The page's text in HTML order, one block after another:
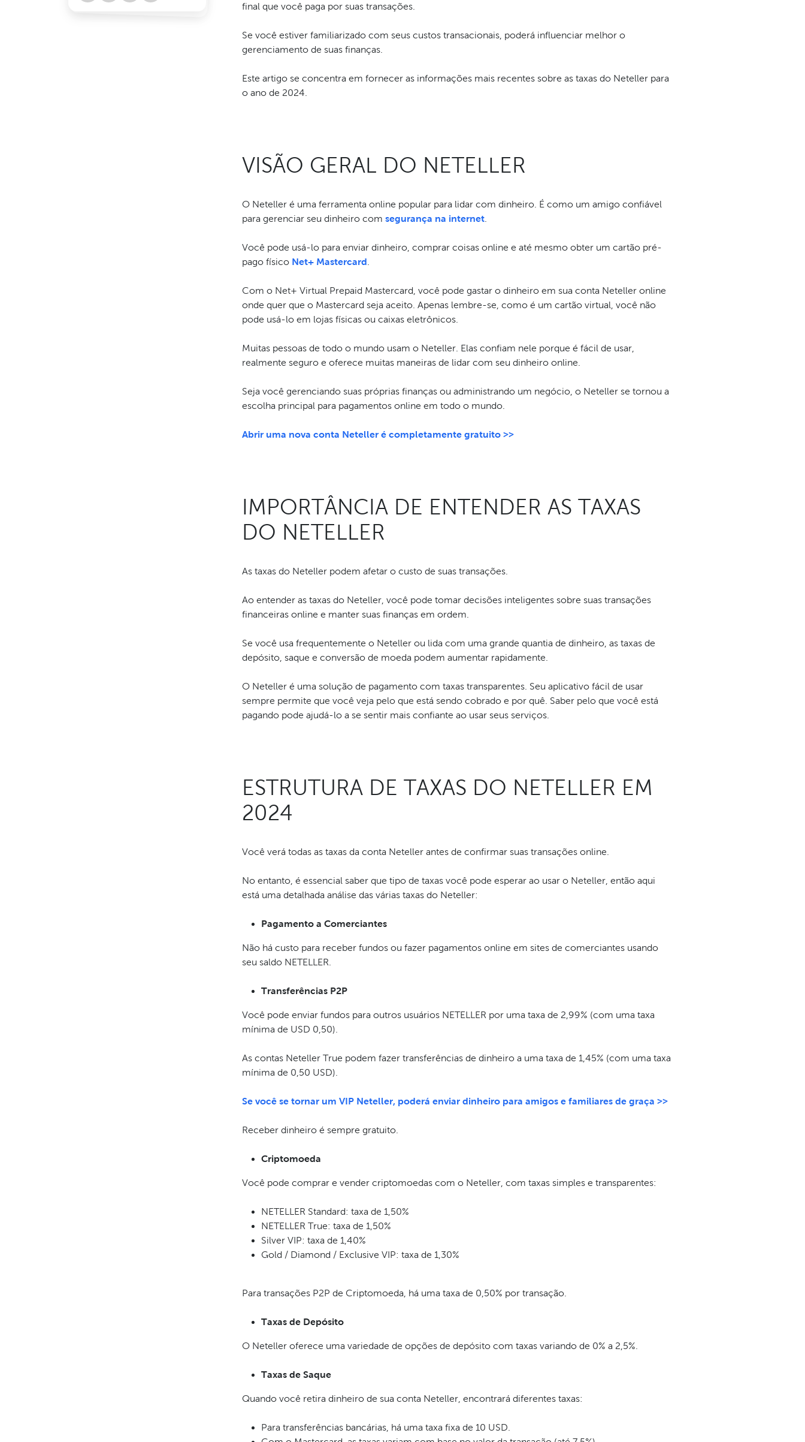
final que você paga por suas transações.
Se você estiver familiarizado com seus custos transacionais, poderá influenciar melhor o
gerenciamento de suas finanças.
Este artigo se concentra em fornecer as informações mais recentes sobre as taxas do Neteller para
o ano de 2024.
VISÃO GERAL DO NETELLER
O Neteller é uma ferramenta online popular para lidar com dinheiro. É como um amigo confiável
para gerenciar seu dinheiro com segurança na internet
Você pode usá-lo para enviar dinheiro, comprar coisas online e até mesmo obter um cartão pré-
pago físico Net+ Mastercard
Com o Net+ Virtual Prepaid Mastercard, você pode gastar o dinheiro em sua conta Neteller online
onde quer que o Mastercard seja aceito. Apenas lembre-se, como é um cartão virtual, você não
pode usá-lo em lojas físicas ou caixas eletrônicos.
Muitas pessoas de todo o mundo usam o Neteller. Elas confiam nele porque é fácil de usar,
realmente seguro e oferece muitas maneiras de lidar com seu dinheiro online.
Seja você gerenciando suas próprias finanças ou administrando um negócio, o Neteller se tornou a
escolha principal para pagamentos online em todo o mundo.
Abrir uma nova conta Neteller é completamente gratuito >>
IMPORTÂNCIA DE ENTENDER AS TAXAS
DO NETELLER
As taxas do Neteller podem afetar o custo de suas transações.
Ao entender as taxas do Neteller, você pode tomar decisões inteligentes sobre suas transações
financeiras online e manter suas finanças em ordem.
Se você usa frequentemente o Neteller ou lida com uma grande quantia de dinheiro, as taxas de
depósito, saque e conversão de moeda podem aumentar rapidamente.
O Neteller é uma solução de pagamento com taxas transparentes. Seu aplicativo fácil de usar
sempre permite que você veja pelo que está sendo cobrado e por quê. Saber pelo que você está
pagando pode ajudá-lo a se sentir mais confiante ao usar seus serviços.
ESTRUTURA DE TAXAS DO NETELLER EM
2024
Você verá todas as taxas da conta Neteller antes de confirmar suas transações online.
No entanto, é essencial saber que tipo de taxas você pode esperar ao usar o Neteller, então aqui
está uma detalhada análise das várias taxas do Neteller:
Pagamento a Comerciantes
Não há custo para receber fundos ou fazer pagamentos online em sites de comerciantes usando
seu saldo NETELLER.
Transferências P2P
Você pode enviar fundos para outros usuários NETELLER por uma taxa de 2,99% (com uma taxa
mínima de USD 0,50).
As contas Neteller True podem fazer transferências de dinheiro a uma taxa de 1,45% (com uma taxa
mínima de 0,50 USD).
Se você se tornar um VIP Neteller, poderá enviar dinheiro para amigos e familiares de graça >>
Receber dinheiro é sempre gratuito.
Criptomoeda
Você pode comprar e vender criptomoedas com o Neteller, com taxas simples e transparentes:
NETELLER Standard: taxa de 1,50%
NETELLER True: taxa de 1,50%
Silver VIP: taxa de 1,40%
Gold / Diamond / Exclusive VIP: taxa de 1,30%
Para transações P2P de Criptomoeda, há uma taxa de 0,50% por transação.
Taxas de Depósito
O Neteller oferece uma variedade de opções de depósito com taxas variando de 0% a 2,5%.
Taxas de Saque
Quando você retira dinheiro de sua conta Neteller, encontrará diferentes taxas:
Para transferências bancárias, há uma taxa fixa de 10 USD.